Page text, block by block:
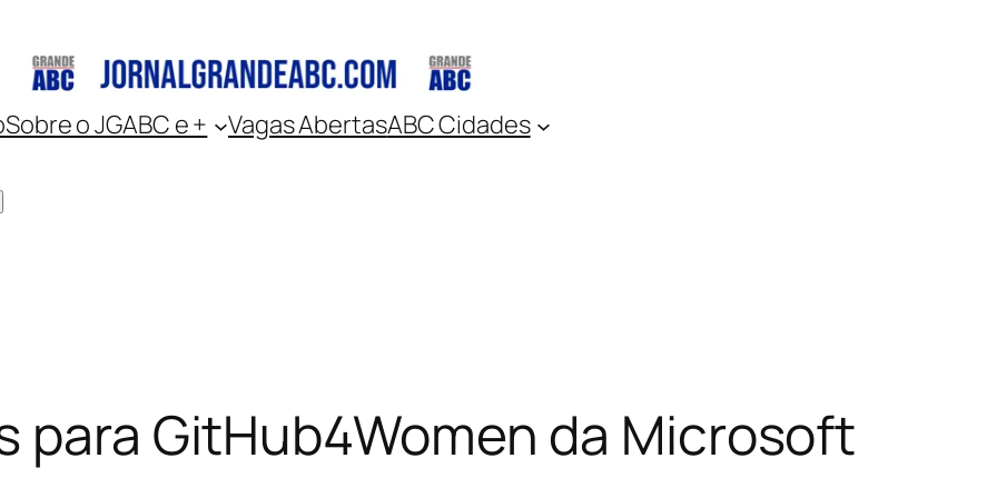
Sobre o JGABC e + Vagas AbertasABC Cidades
para GitHub4Women da Microsoft